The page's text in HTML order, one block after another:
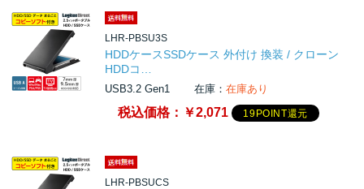
LHR-PBSU3S
HDDケースSSDケース 外付け 換装 / クローン
HDDコ…
USB3.2 Gen1 在庫： 在庫あり
税込価格： ￥2,071 19POINT還元
LHR-PBSUCS